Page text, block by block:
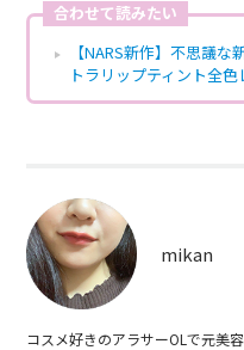
合わせて読みたい
【NARS新作】不思議
トラリップティント全色
mikan
コスメ好きのアラサーOLで元美